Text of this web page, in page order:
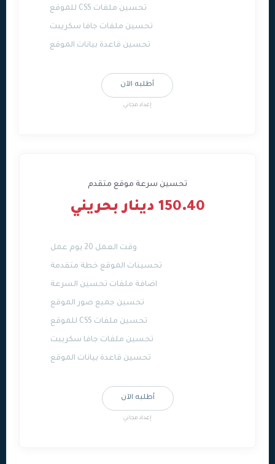
تحسين ملفات CSS للموقع
تحسين ملفات جافا سكريبت
تحسين قاعدة بيانات الموقع
أطلبه الآن
إعداد مجاني
تحسين سرعة موقع متقدم
150.40 دينار بحريني
وقت العمل 20 يوم عمل
تحسينات الموقع خطة متقدمة
اضافة ملفات تحسين السرعة
تحسين جميع صور الموقع
تحسين ملفات CSS للموقع
تحسين ملفات جافا سكريبت
تحسين قاعدة بيانات الموقع
أطلبه الآن
إعداد مجاني